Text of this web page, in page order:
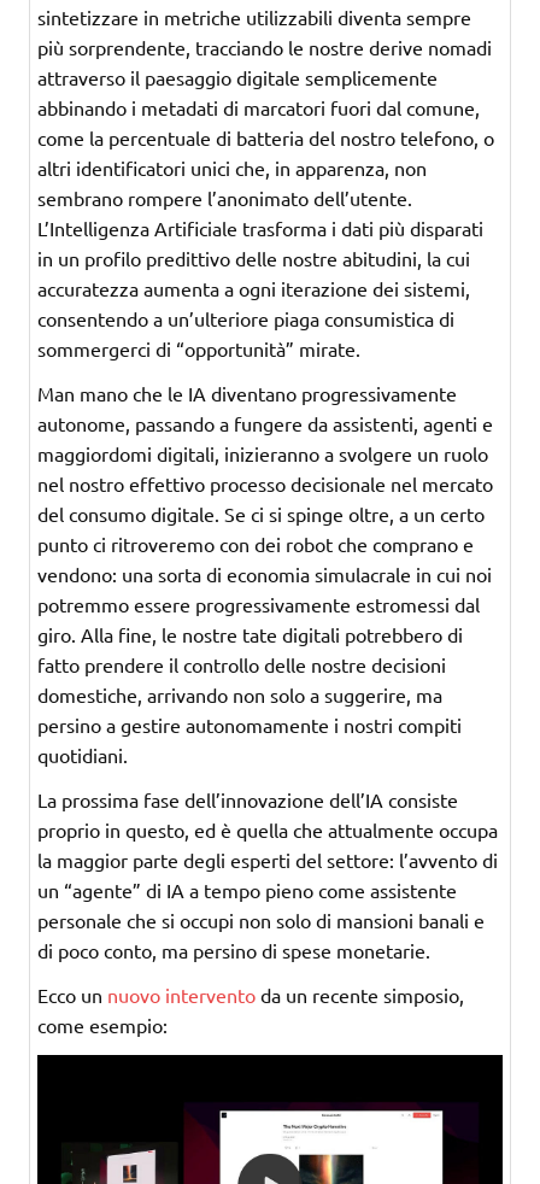
sintetizzare in metriche utilizzabili diventa sempre
più sorprendente, tracciando le nostre derive nomadi
attraverso il paesaggio digitale semplicemente
abbinando i metadati di marcatori fuori dal comune,
come la percentuale di batteria del nostro telefono, o
altri identificatori unici che, in apparenza, non
sembrano rompere l’anonimato dell’utente.
L’Intelligenza Artificiale trasforma i dati più disparati
in un profilo predittivo delle nostre abitudini, la cui
accuratezza aumenta a ogni iterazione dei sistemi,
consentendo a un’ulteriore piaga consumistica di
sommergerci di “opportunità” mirate.
Man mano che le IA diventano progressivamente
autonome, passando a fungere da assistenti, agenti e
maggiordomi digitali, inizieranno a svolgere un ruolo
nel nostro effettivo processo decisionale nel mercato
del consumo digitale. Se ci si spinge oltre, a un certo
punto ci ritroveremo con dei robot che comprano e
vendono: una sorta di economia simulacrale in cui noi
potremmo essere progressivamente estromessi dal
giro. Alla fine, le nostre tate digitali potrebbero di
fatto prendere il controllo delle nostre decisioni
domestiche, arrivando non solo a suggerire, ma
persino a gestire autonomamente i nostri compiti
quotidiani.
La prossima fase dell’innovazione dell’IA consiste
proprio in questo, ed è quella che attualmente occupa
la maggior parte degli esperti del settore: l’avvento di
un “agente” di IA a tempo pieno come assistente
personale che si occupi non solo di mansioni banali e
di poco conto, ma persino di spese monetarie.
Ecco un nuovo intervento da un recente simposio,
come esempio: